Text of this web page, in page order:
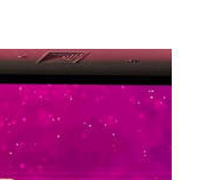
DE
2025